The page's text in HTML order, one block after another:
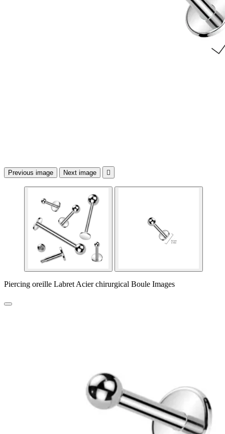
Previous image Next image 
Piercing oreille Labret Acier chirurgical Boule Images